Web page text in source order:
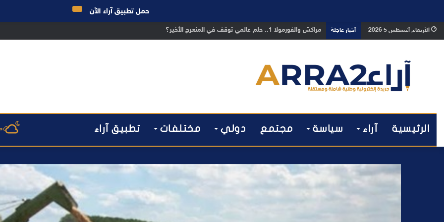
الأربعاء, أغسطس 5 2026 أخبار عاجلة بوفوطا يكتب : بين صمت الحكومة وسباق الانتخابات… هل أصبحت إدارة الأزمات خارج أولويات الفاعلين السياسيين؟
الرئيسية آراء سياسة مجتمع دولي مختلفات تطبيق آراء
حمل تطبيق آراء الآن